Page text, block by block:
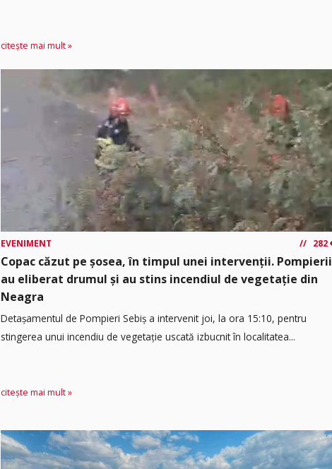
citește mai mult »
EVENIMENT 282
Copac căzut pe șosea, în timpul unei intervenții. Pompierii
au eliberat drumul și au stins incendiul de vegetație din
Neagra
Detașamentul de Pompieri Sebiș a intervenit joi, la ora 15:10, pentru
stingerea unui incendiu de vegetație uscată izbucnit în localitatea...
citește mai mult »